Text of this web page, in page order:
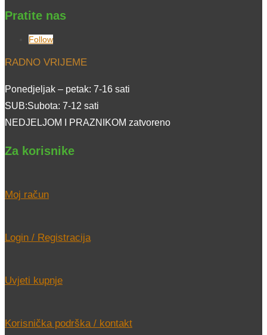
Pratite nas
Follow
RADNO VRIJEME
Ponedjeljak – petak: 7-16 sati
SUB:Subota: 7-12 sati
NEDJELJOM I PRAZNIKOM zatvoreno
Za korisnike
Moj račun
Login / Registracija
Uvjeti kupnje
Korisnička podrška / kontakt